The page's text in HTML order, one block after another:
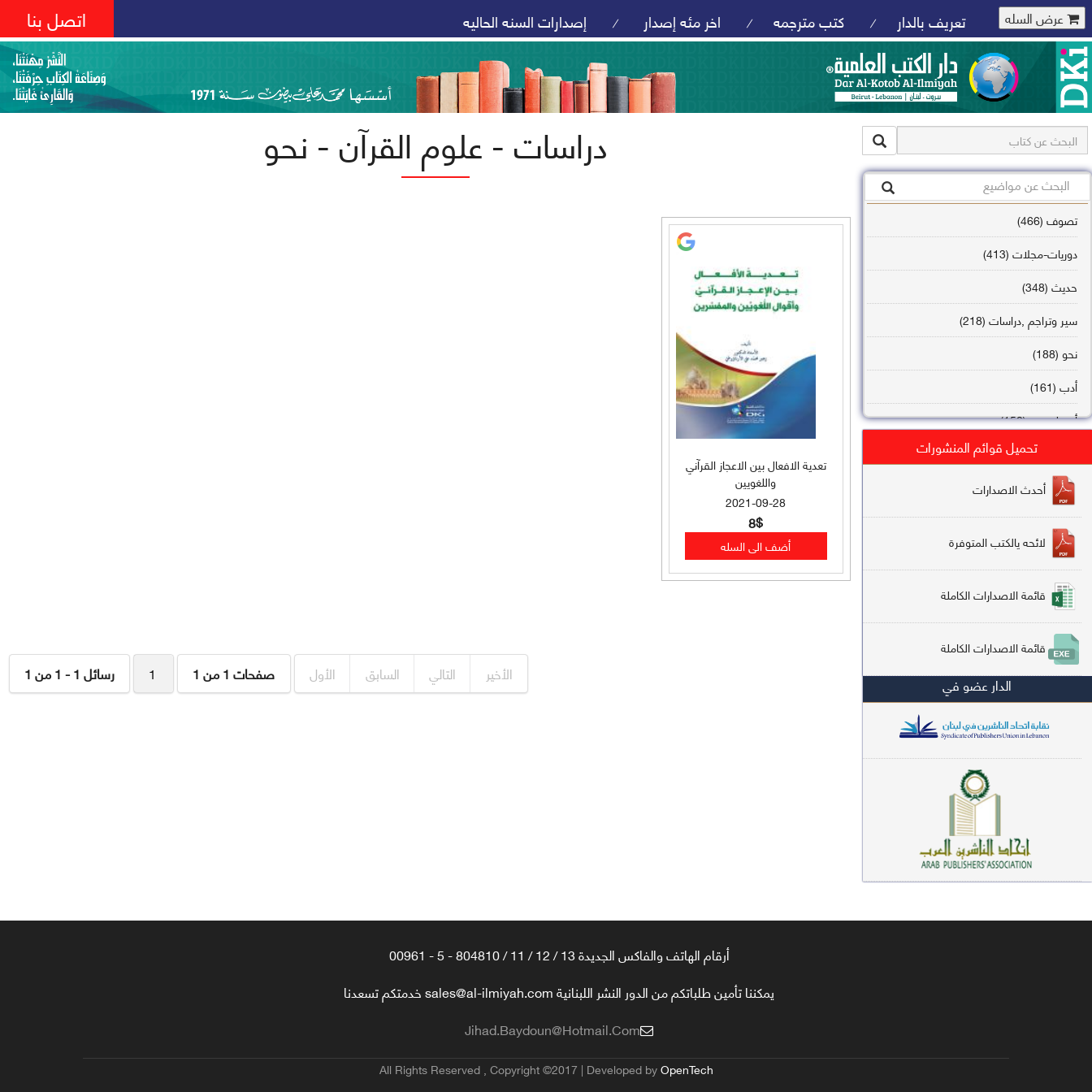
عرض السله تعريف بالدار / كتب مترجمه / اخر مئه إصدار / إصدارات السنه الحاليه اتصل بنا
تصوف (466)
دوريات-مجلات (413)
حديث (348)
سير وتراجم ,دراسات (218)
نحو (188)
أدب (161)
أصول فقه (158)
تاريخ (138)
فقه شافعي (132)
فقه حنفي (113)
فقه مالكي (112)
تفسير قرآن (106)
علم كلام (96)
أخلاق وتصوف (91)
سير وتراجم (90)
معاجم لغوية (89)
سيرة نبوية وتصوف (81)
دراسات إسلامية (75)
شعر (72)
علوم قرآن (66)
فقه عام وأحكام فقهية (62)
تحميل قوائم المنشورات
أحدث الاصدارات
لائحه يالكتب المتوفرة
قائمة الاصدارات الكاملة
قائمة الاصدارات الكاملة
الدار عضو في
دراسات - علوم القرآن - نحو
تعدية الافعال بين الاعجاز القرآني
واللغويين
2021-09-28
8$
رسائل 1 - 1 من 1 1 صفحات 1 من 1 الأول السابق التالي الأخير
أرقام الهاتف والفاكس الجديدة 13 / 12 / 11 / 804810 - 5 - 00961
يمكننا تأمين طلباتكم من الدور النشر اللبنانية sales@al-ilmiyah.com خدمتكم تسعدنا
Jihad.baydoun@hotmail.com
All Rights Reserved , Copyright ©2017 | Developed byOpenTech